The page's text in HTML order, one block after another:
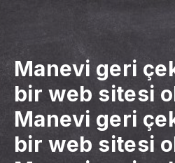
Manevi geri
bir web sitesi
Manevi geri
bir web sitesi